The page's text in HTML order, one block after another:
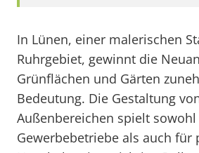
In Lünen, einer malerischen
Ruhrgebiet, gewinnt die
Grünflächen und Gärten
Bedeutung. Die Gestaltung
Außenbereichen spielt
Gewerbebetriebe als auch für